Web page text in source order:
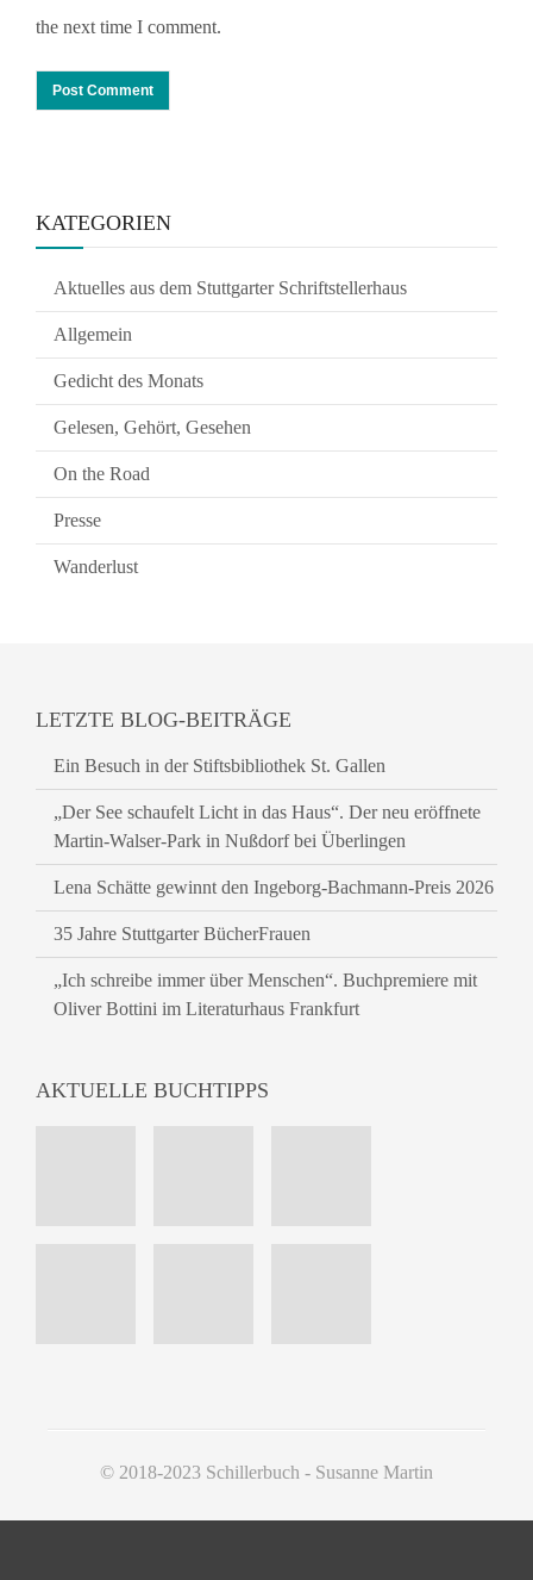
the next time I comment.
KATEGORIEN
Aktuelles aus dem Stuttgarter Schriftstellerhaus
Allgemein
Gedicht des Monats
Gelesen, Gehört, Gesehen
On the Road
Presse
Wanderlust
LETZTE BLOG-BEITRÄGE
Ein Besuch in der Stiftsbibliothek St. Gallen
„Der See schaufelt Licht in das Haus“. Der neu eröffnete
Martin-Walser-Park in Nußdorf bei Überlingen
Lena Schätte gewinnt den Ingeborg-Bachmann-Preis 2026
35 Jahre Stuttgarter BücherFrauen
„Ich schreibe immer über Menschen“. Buchpremiere mit
Oliver Bottini im Literaturhaus Frankfurt
AKTUELLE BUCHTIPPS
© 2018-2023 Schillerbuch - Susanne Martin